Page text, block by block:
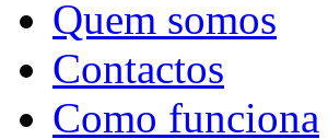
Quem somos
Contactos
Como funciona